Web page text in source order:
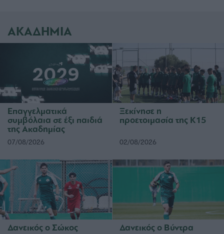
ΑΚΑΔΗΜΙΑ
Επαγγελματικά
συμβόλαια σε έξι παιδιά
της Ακαδημίας
07/08/2026
Ξεκίνησε η
προετοιμασία της Κ15
02/08/2026
Δανεικός ο Σώκος Δανεικός ο Βύντρα